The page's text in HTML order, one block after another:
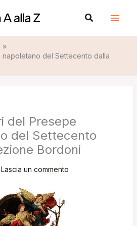
Cerca
del Settecento dalla
del Presepe
del Settecento
Bordoni
Lascia un commento